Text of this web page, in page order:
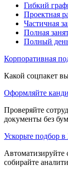
Гибкий
Проектная
Частичная
Полная
Полный
Корпоративная
Какой соцпакет
Оформляйте
Проверяйте
документы без
Ускорьте подбор в
Автоматизируйте
собирайте